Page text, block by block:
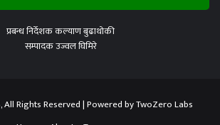
प्रबन्ध निर्देशक कल्याण बुढाथोकी
सम्पादक उज्वल घिमिरे
Rights Reserved | Powered byTwoZero Labs